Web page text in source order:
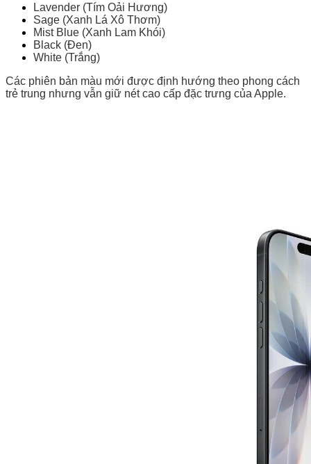
Lavender (Tím Oải Hương)
Sage (Xanh Lá Xô Thơm)
Mist Blue (Xanh Lam Khói)
Black (Đen)
White (Trắng)
Các phiên bản màu mới được định hướng theo phong cách
trẻ trung nhưng vẫn giữ nét cao cấp đặc trưng của Apple.